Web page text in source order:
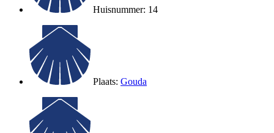
Huisnummer: 14
Plaats: Gouda